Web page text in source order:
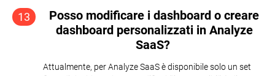
13
Posso modificare i dashboard o creare
dashboard personalizzati in Analyze
SaaS?
Attualmente, per Analyze SaaS è disponibile solo un set